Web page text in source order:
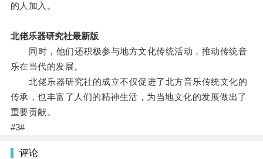
的人加入。
北佬乐器研究社最新版
同时，他们还积极参与地方文化传统活动，推动传统音
乐在当代的发展。
北佬乐器研究社的成立不仅促进了北方音乐传统文化的
传承，也丰富了人们的精神生活，为当地文化的发展做出了
重要贡献。
#3#
评论